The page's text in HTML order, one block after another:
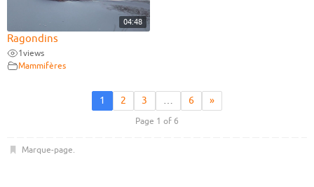
04:48
Ragondins
1views
Mammifères
1 2 3 … 6 »
Page 1 of 6
Marque-page.